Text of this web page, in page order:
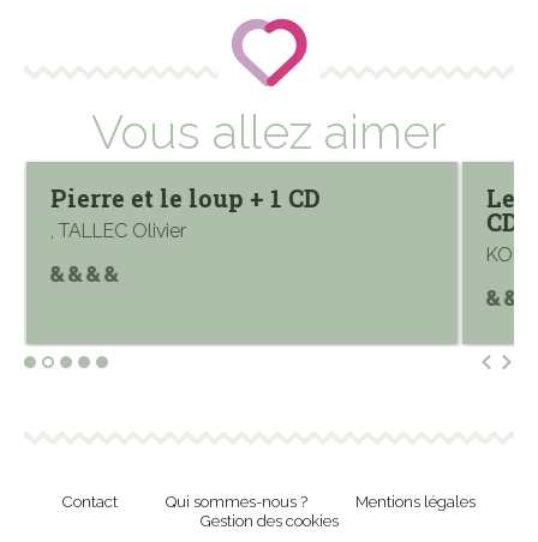
Vous allez aimer
Pierre et le loup + 1 CD
, TALLEC Olivier
Les
CD
Contact Qui sommes-nous ?
Mentions légales
Gestion des cookies